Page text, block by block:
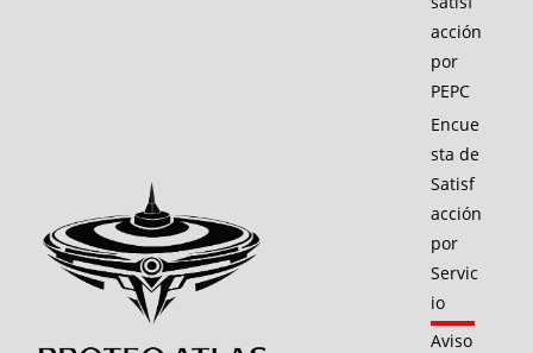
acción
por
PEPC
Encue
sta de
Satisf
acción
por
Servic
io
Aviso